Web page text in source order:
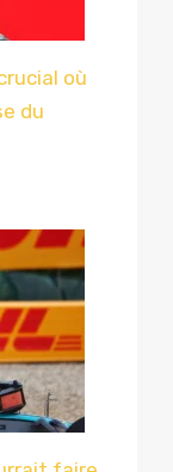
où
du